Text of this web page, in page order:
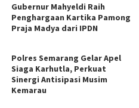
Gubernur Mahyeldi Raih
Penghargaan Kartika Pamong
Praja Madya dari IPDN
Polres Semarang Gelar Apel
Siaga Karhutla, Perkuat
Sinergi Antisipasi Musim
Kemarau